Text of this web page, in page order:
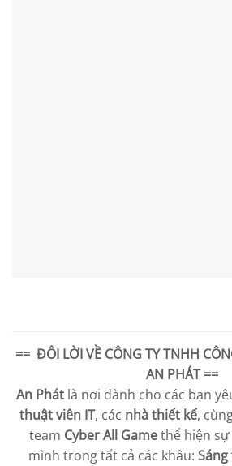
== ĐÔI LỜI VỀ CÔNG TY TNHH
AN PHÁT==
An Phát là nơi dành cho các bạn
thuật viên IT, các nhà thiết kế,
team Cyber All Gamethể hiện
mình trong tất cả các khâu: